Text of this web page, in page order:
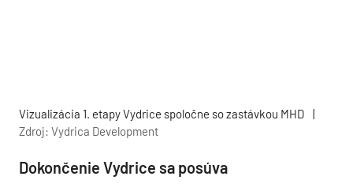
Vizualizácia 1. etapy Vydrice spoločne so zastávkou MHD
|
Zdroj: Vydrica Development
Dokončenie Vydrice sa posúva